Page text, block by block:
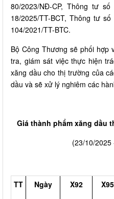
80/2023/NĐ-CP, Thông tư
18/2025/TT-BCT, Thông tư
104/2021/TT-BTC.
Bộ Công Thương sẽ phối hợp
tra, giám sát việc thực hiện
xăng dầu cho thị trường của
dầu và sẽ xử lý nghiêm các
Giá thành phẩm xăng dầu
(23/10/
TT Ngày X92 X95